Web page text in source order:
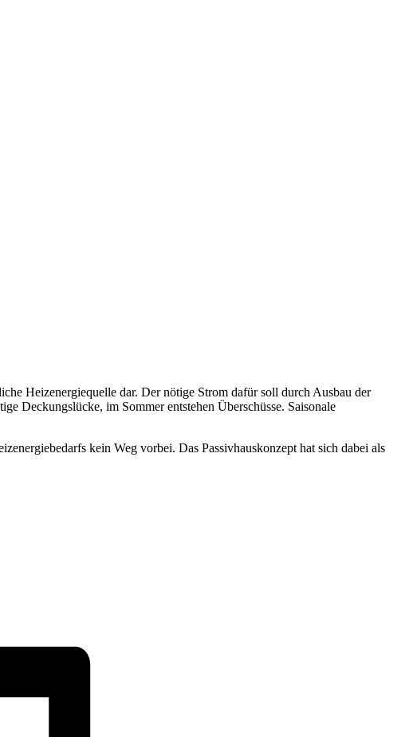
Heizenergiequelle dar. Der nötige Strom dafür soll durch Ausbau der
Deckungslücke, im Sommer entstehen Überschüsse. Saisonale
kein Weg vorbei. Das Passivhauskonzept hat sich dabei als